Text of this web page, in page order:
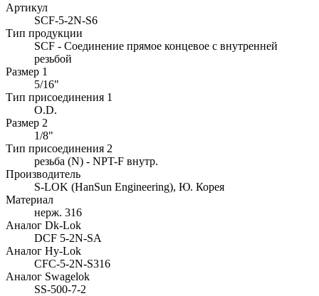
Артикул
SCF-5-2N-S6
Тип продукции
SCF - Соединение прямое концевое с внутренней
резьбой
Размер 1
5/16"
Тип присоединения 1
O.D.
Размер 2
1/8"
Тип присоединения 2
резьба (N) - NPT-F внутр.
Производитель
S-LOK (HanSun Engineering), Ю. Корея
Материал
нерж. 316
Аналог Dk-Lok
DCF 5-2N-SA
Аналог Hy-Lok
CFC-5-2N-S316
Аналог Swagelok
SS-500-7-2